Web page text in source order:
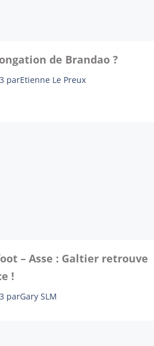
de Brandao ?
parEtienne Le Preux
– Asse : Galtier retrouve
!
parGary SLM